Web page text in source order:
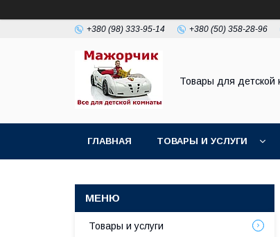
+380 (98) 333-95-14 +380 (50) 358-28-96
Товары для детской
ГЛАВНАЯ ТОВАРЫ И УСЛУГИ
Товары и услуги